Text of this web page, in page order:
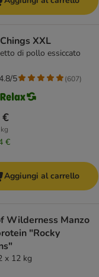
XXL
di pollo essiccato
€
€
5 (607)
Aggiungi al carrello
Wilderness Manzo
"Rocky
x 12 kg